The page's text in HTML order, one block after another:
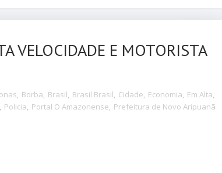
VELOCIDADE E MOTORISTA
, Borba, Brasil, Brasil Brasil, Cidade, Economia, Em Alta,
, Policia, Portal O Amazonense, Prefeitura de Novo Aripuanã